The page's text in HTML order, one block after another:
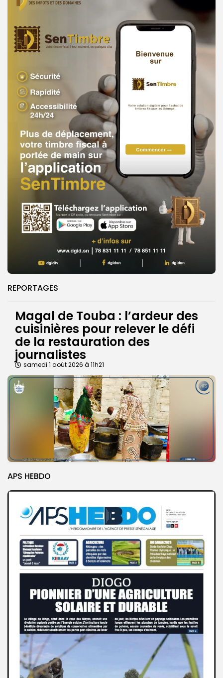
REPORTAGES
Magal de Touba : l’ardeur des
cuisinières pour relever le défi
de la restauration des
journalistes
samedi 1 août 2026 à 11h21
APS HEBDO